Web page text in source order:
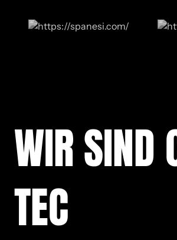
WIR SIND
TEC